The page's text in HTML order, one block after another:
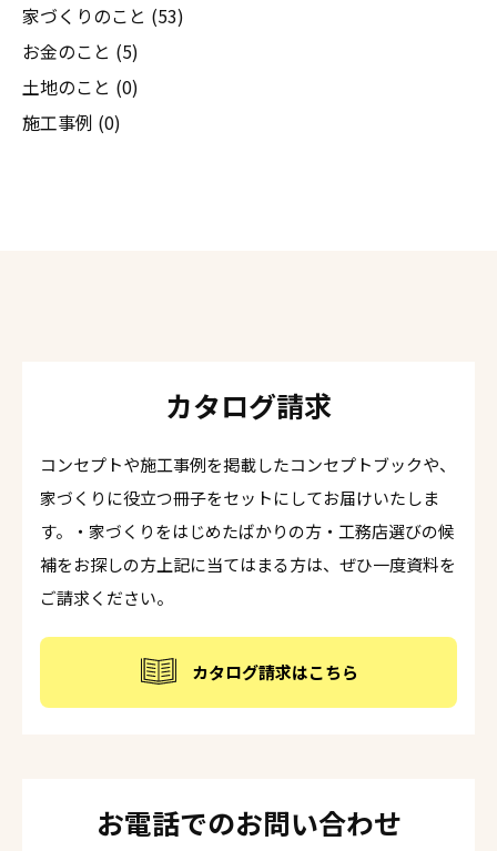
家づくりのこと (53)
お金のこと (5)
土地のこと (0)
施工事例 (0)
カタログ請求
コンセプトや施工事例を掲載したコンセプトブックや、
家づくりに役立つ冊子をセットにしてお届けいたしま
す。・家づくりをはじめたばかりの方・工務店選びの候
補をお探しの方上記に当てはまる方は、ぜひ一度資料を
ご請求ください。
カタログ請求はこちら
お電話でのお問い合わせ